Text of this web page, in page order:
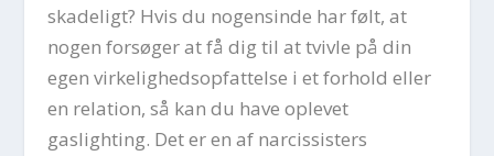
skadeligt? Hvis du nogensinde har følt, at
nogen forsøger at få dig til at tvivle på din
egen virkelighedsopfattelse i et forhold eller
en relation, så kan du have oplevet
gaslighting. Det er en af narcissisters